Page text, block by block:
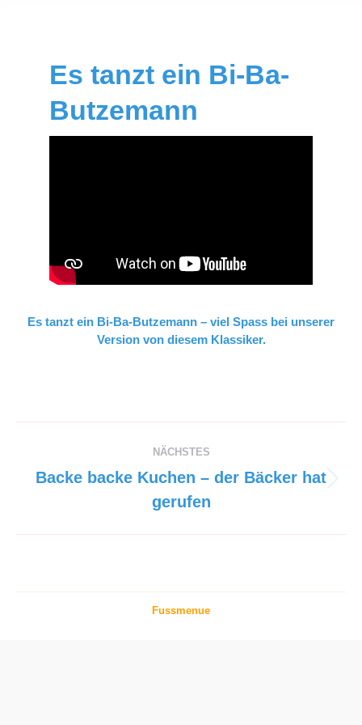
Es tanzt ein Bi-Ba-
Butzemann
Es tanzt ein Bi-Ba-Butzemann – viel Spass bei unserer
Version von diesem Klassiker.
navigation
NÄCHSTES
Next
project:
Backe backe Kuchen – der Bäcker hat
gerufen
Fussmenue